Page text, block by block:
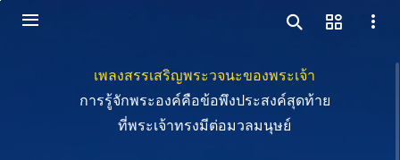
เพลงสรรเสริญพระวจนะของพระเจ้า
การรู้จักพระองค์คือข้อพึงประสงค์สุดท้าย
ที่พระเจ้าทรงมีต่อมวลมนุษย์